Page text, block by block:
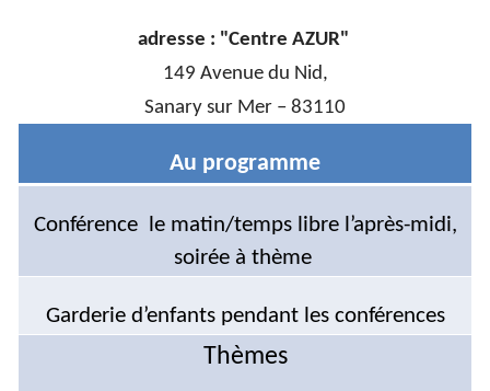
adresse : "Centre AZUR"
149 Avenue du Nid,
Sanary sur Mer – 83110
Au programme
Conférence le matin/temps libre l’après-midi,
soirée à thème
Garderie d’enfants pendant les conférences
Thèmes